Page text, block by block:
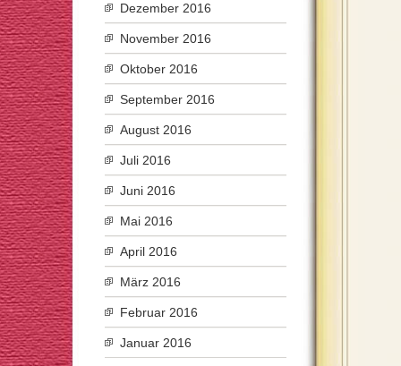
Dezember 2016
November 2016
Oktober 2016
September 2016
August 2016
Juli 2016
Juni 2016
Mai 2016
April 2016
März 2016
Februar 2016
Januar 2016